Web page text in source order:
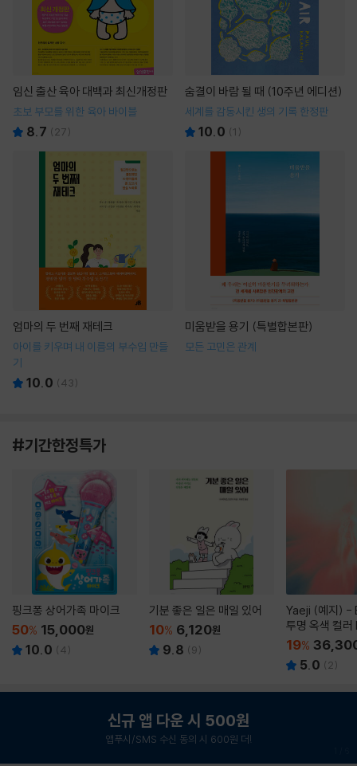
임신 출산 육아 대백과 최신개정판
초보 부모를 위한 육아 바이블
8.7 ( 27)
숨결이 바람 될 때 (10주년 에디션)
세계를 감동시킨 생의 기록 한정판
10.0 (1 )
엄마의 두 번째 재테크
아이를 키우며 내 이름의 부수입 만들
기
10.0 (43)
미움받을 용기 (특별합본판)
모든 고민은 관계
#기간한정특가
핑크퐁 상어가족 마이크
50% 15,000원
10.0 (4)
기분 좋은 일은 매일 있어
10% 6,120원
9.8 (9)
Yaeji (예지) -
투명 옥색 컬
19%
5.0 ( 2)
신규 앱 다운 시 500원
앱푸시/SMS 수신 동의 시 600원 더!